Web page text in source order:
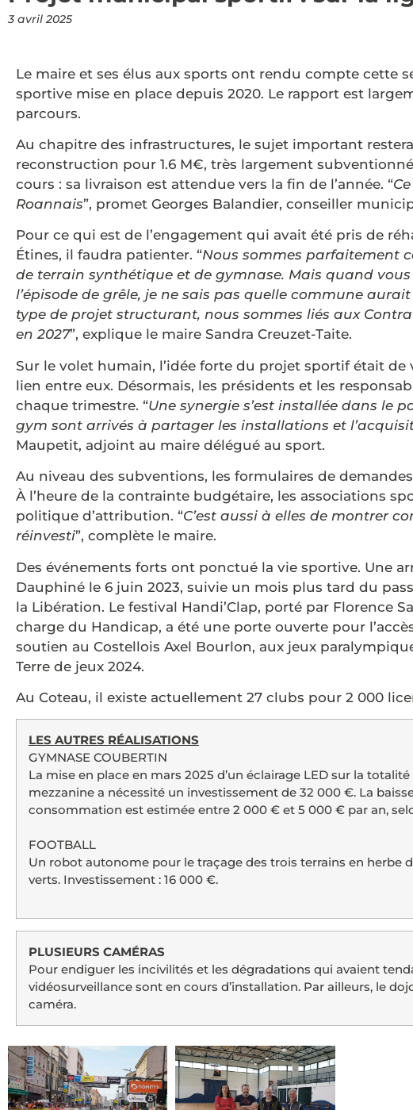
3 avril 2025
Le maire et ses élus aux sports ont rendu compte cette
sportive mise en place depuis 2020. Le rapport est
parcours.
Au chapitre des infrastructures, le sujet important
reconstruction pour 1.6 M€, très largement
cours : sa livraison est attendue vers la fin de l’année. “
Roannais”, promet Georges Balandier, conseiller
Pour ce qui est de l’engagement qui avait été pris de
Étines, il faudra patienter. “Nous sommes parfaitement
de terrain synthétique et de gymnase. Mais quand
l’épisode de grêle, je ne sais pas quelle commune
type de projet structurant, nous sommes liés aux
en 2027”, explique le maire Sandra Creuzet-Taite.
Sur le volet humain, l’idée forte du projet sportif était de
lien entre eux. Désormais, les présidents et les
chaque trimestre. “Une synergie s’est installée dans le
gym sont arrivés à partager les installations et
Maupetit, adjoint au maire délégué au sport.
Au niveau des subventions, les formulaires de
À l’heure de la contrainte budgétaire, les associations
politique d’attribution. “C’est aussi à elles de montrer
réinvesti”, complète le maire.
Des événements forts ont ponctué la vie sportive. Une
Dauphiné le 6 juin 2023, suivie un mois plus tard du
la Libération. Le festival Handi’Clap, porté par Florence
charge du Handicap, a été une porte ouverte pour
soutien au Costellois Axel Bourlon, aux jeux
Terre de jeux 2024.
Au Coteau, il existe actuellement 27 clubs pour 2 000
LES AUTRES RÉALISATIONS
GYMNASE COUBERTIN
La mise en place en mars 2025 d’un éclairage LED sur la
mezzanine a nécessité un investissement de 32 000 €. La
consommation est estimée entre 2 000 € et 5 000 € par an,
FOOTBALL
Un robot autonome pour le traçage des trois terrains en herbe
verts. Investissement : 16 000 €.
PLUSIEURS CAMÉRAS
Pour endiguer les incivilités et les dégradations qui avaient
vidéosurveillance sont en cours d’installation. Par ailleurs, le
caméra.